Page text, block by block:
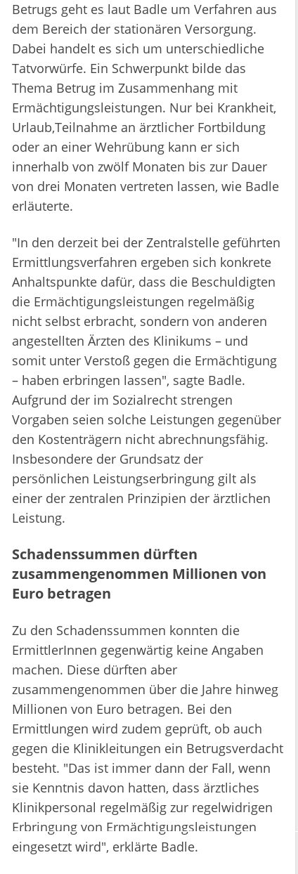
Betrugs geht es laut Badle um Verfahren aus
dem Bereich der stationären Versorgung.
Dabei handelt es sich um unterschiedliche
Tatvorwürfe. Ein Schwerpunkt bilde das
Thema Betrug im Zusammenhang mit
Ermächtigungsleistungen. Nur bei Krankheit,
Urlaub,Teilnahme an ärztlicher Fortbildung
oder an einer Wehrübung kann er sich
innerhalb von zwölf Monaten bis zur Dauer
von drei Monaten vertreten lassen, wie Badle
erläuterte.
"In den derzeit bei der Zentralstelle geführten
Ermittlungsverfahren ergeben sich konkrete
Anhaltspunkte dafür, dass die Beschuldigten
die Ermächtigungsleistungen regelmäßig
nicht selbst erbracht, sondern von anderen
angestellten Ärzten des Klinikums – und
somit unter Verstoß gegen die Ermächtigung
– haben erbringen lassen", sagte Badle.
Aufgrund der im Sozialrecht strengen
Vorgaben seien solche Leistungen gegenüber
den Kostenträgern nicht abrechnungsfähig.
Insbesondere der Grundsatz der
persönlichen Leistungserbringung gilt als
einer der zentralen Prinzipien der ärztlichen
Leistung.
Schadenssummen dürften
zusammengenommen Millionen von
Euro betragen
Zu den Schadenssummen konnten die
ErmittlerInnen gegenwärtig keine Angaben
machen. Diese dürften aber
zusammengenommen über die Jahre hinweg
Millionen von Euro betragen. Bei den
Ermittlungen wird zudem geprüft, ob auch
gegen die Klinikleitungen ein Betrugsverdacht
besteht. "Das ist immer dann der Fall, wenn
sie Kenntnis davon hatten, dass ärztliches
Klinikpersonal regelmäßig zur regelwidrigen
Erbringung von Ermächtigungsleistungen
eingesetzt wird", erklärte Badle.